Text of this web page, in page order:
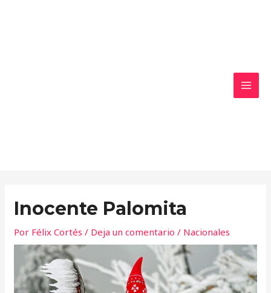
Inocente Palomita
Por Félix Cortés/ Deja un comentario / Nacionales